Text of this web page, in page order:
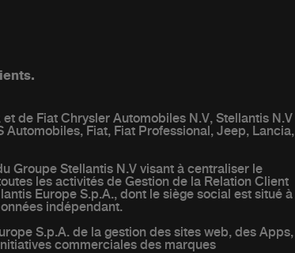
de Fiat Chrysler Automobiles N.V, Stellantis N.V
Fiat, Fiat Professional, Jeep, Lancia,
Groupe Stellantis N.V visant à centraliser le
les activités de Gestion de la Relation Client
Europe S.p.A., dont le siège social est situé à
indépendant.
S.p.A. de la gestion des sites web, des Apps,
commerciales des marques